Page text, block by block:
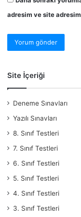
adresim ve site
Site İçeriği
Deneme Sınavları
Yazılı Sınavları
8. Sınıf Testleri
7. Sınıf Testleri
6. Sınıf Testleri
5. Sınıf Testleri
4. Sınıf Testleri
3. Sınıf Testleri